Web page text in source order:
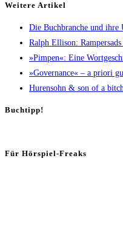
Wei­te­re Artikel
Die Buch­bran­che und ihre
Ralph Elli­son:
»Pim­pen«: Eine
»Gover­nan­ce« – a prio­ri
Huren­sohn & son of a bitch
Buch­tipp!
Für Hör­spiel-Freaks